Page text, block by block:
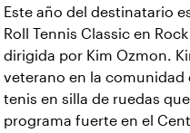
Este año del destinatario
Roll Tennis Classic en
dirigida por Kim Ozmon.
veterano en la comunidad
tenis en silla de ruedas
programa fuerte en el